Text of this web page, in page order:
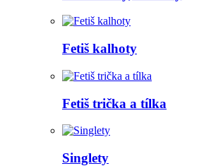
Fetiš kalhoty
Fetiš trička a tílka
Singlety